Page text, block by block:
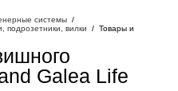
системы /
подрозетники, вилки / Товары и
Galea Life